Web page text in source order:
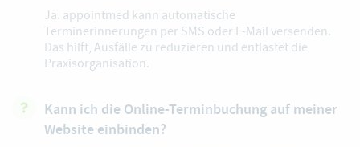
Ja. appointmed kann automatische
Terminerinnerungen per SMS oder E-Mail versenden.
Das hilft, Ausfälle zu reduzieren und entlastet die
Praxisorganisation.
Kann ich die Online-Terminbuchung auf meiner
Website einbinden?